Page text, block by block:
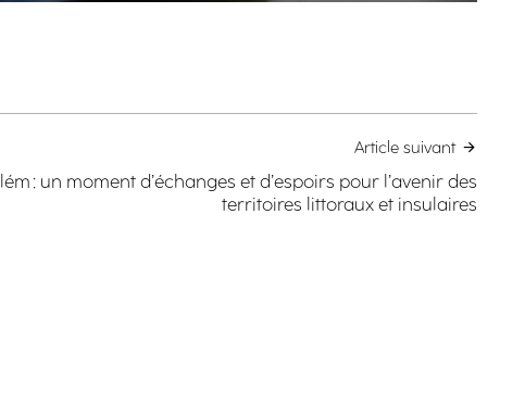
Article suivant
: un moment d’échanges et d’espoirs pour l’avenir des
territoires littoraux et insulaires